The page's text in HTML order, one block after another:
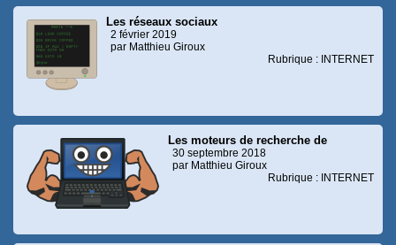
Les réseaux sociaux
2 février 2019
par Matthieu Giroux
Rubrique : INTERNET
Les moteurs de recherche de
30 septembre 2018
par Matthieu Giroux
Rubrique : INTERNET